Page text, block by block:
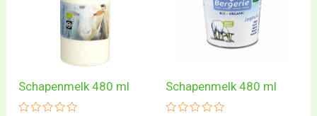
Schapenmelk 480 ml Schapenmelk 480 ml